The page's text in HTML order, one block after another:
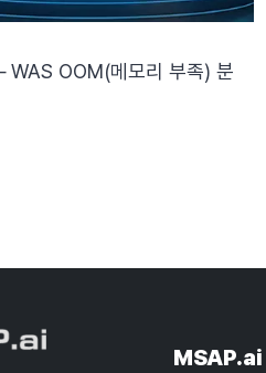
OOM(메모리 부족) 분
MSAP.ai